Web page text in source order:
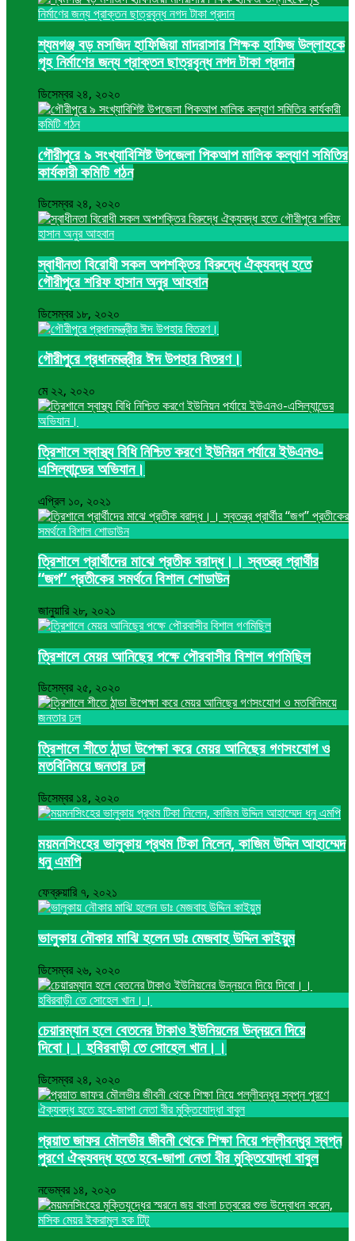
শ্যমগঞ্জ বড় মসজিদ হাফিজিয়া মাদরাসার শিক্ষক হাফিজ উল্লাহকে
গৃহ নির্মাণের জন্য প্রাক্তন ছাত্রবৃন্ধ নগদ টাকা প্রদান
ডিসেম্বর ২৪, ২০২০
গৌরীপুরে ৯ সংখ্যাবিশিষ্ট উপজেলা পিকআপ মালিক কল্যাণ সমিতির
কার্যকারী কমিটি গঠন
ডিসেম্বর ২৪, ২০২০
স্বাধীনতা বিরোধী সকল অপশক্তির বিরুদ্ধে ঐক্যবদ্ধ হতে
গৌরীপুরে শরিফ হাসান অনুর আহবান
ডিসেম্বর ১৮, ২০২০
গৌরীপুরে প্রধানমন্ত্রীর ঈদ উপহার বিতরণ।
মে ২২, ২০২০
ত্রিশালে স্বাস্থ্য বিধি নিশ্চিত করণে ইউনিয়ন পর্যায়ে ইউএনও-
এসিল্যান্ডের অভিযান।
এপ্রিল ১০, ২০২১
ত্রিশালে প্রার্থীদের মাঝে প্রতীক বরাদ্ধ।। স্বতন্ত্র প্রার্থীর
“জগ” প্রতীকের সমর্থনে বিশাল শোডাউন
জানুয়ারি ২৮, ২০২১
ত্রিশালে মেয়র আনিছের পক্ষে পৌরবাসীর বিশাল গণমিছিল
ডিসেম্বর ২৫, ২০২০
ত্রিশালে শীতে ঠান্ডা উপেক্ষা করে মেয়র আনিছের গণসংযোগ ও
মতবিনিময়ে জনতার ঢল
ডিসেম্বর ১৪, ২০২০
ময়মনসিংহের ভালুকায় প্রথম টিকা নিলেন, কাজিম উদ্দিন আহাম্মেদ
ধনু এমপি
ফেব্রুয়ারি ৭, ২০২১
ভালুকায় নৌকার মাঝি হলেন ডাঃ মেজবাহ উদ্দিন কাইয়ুম
ডিসেম্বর ২৬, ২০২০
চেয়ারম্যান হলে বেতনের টাকাও ইউনিয়নের উন্নয়নে দিয়ে
দিবো।। হবিরবাড়ী তে সোহেল খান।।
ডিসেম্বর ২৪, ২০২০
প্রয়াত জাফর মৌলভীর জীবনী থেকে শিক্ষা নিয়ে পল্লীবন্ধুর স্বপ্ন
পুরণে ঐক্যবদ্ধ হতে হবে-জাপা নেতা বীর মুক্তিযোদ্ধা বাবুল
নভেম্বর ১৪, ২০২০